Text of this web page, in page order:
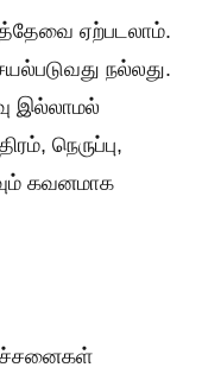
ஏற்படலாம்.
நல்லது.
இல்லாமல்
நெருப்பு,
கவனமாக